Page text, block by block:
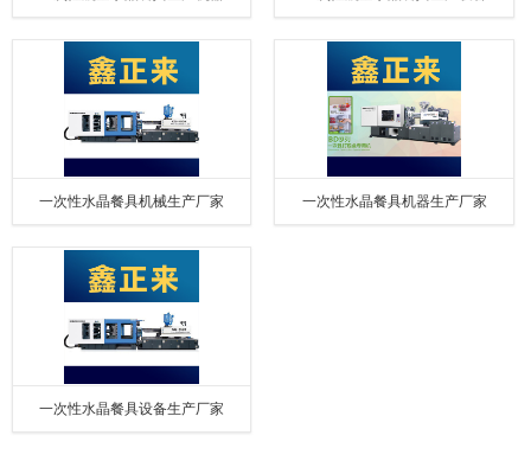
一次性水晶餐具机械生产厂家 一次性水晶餐具机器生产厂家
一次性水晶餐具设备生产厂家